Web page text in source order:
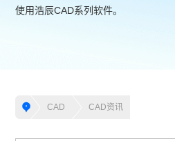
使用浩辰CAD系列软件。
CAD CAD资讯